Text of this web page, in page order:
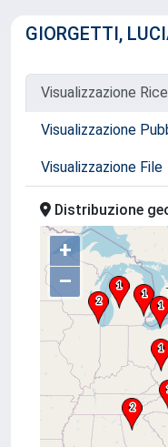
GIORGETTI,
Visualizzazione
Visualizzazione
Visualizzazione File
Distribuzione
+
–